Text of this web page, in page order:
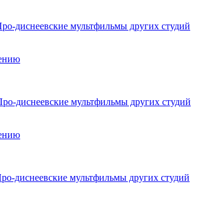
диснеевские мультфильмы других студий
диснеевские мультфильмы других студий
диснеевские мультфильмы других студий